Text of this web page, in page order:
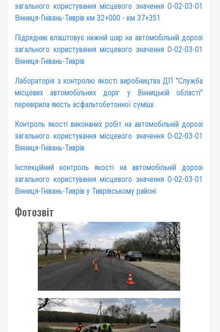
загального користування місцевого значення О-02-03-01
Вінниця-Гнівань-Тиврів км 32+000 - км 37+351
Підрядник влаштовує нижній шар на автомобільній дорозі
загального користування місцевого значення О-02-03-01
Вінниця-Гнівань-Тиврів
Лабораторія з контролю якості виробництва ДП "Служба
місцевих автомобільних доріг у Вінницькій області"
перевірила якість асфальтобетонної суміші
Контроль якості виконаних робіт на автомобільній дорозі
загального користування місцевого значення О-02-03-01
Вінниця-Гнівань-Тиврів
Інспекційний контроль якості на автомобільній дорозі
загального користування місцевого значення О-02-03-01
Вінниця-Гнівань-Тиврів у Тиврівському районі
Фотозвіт